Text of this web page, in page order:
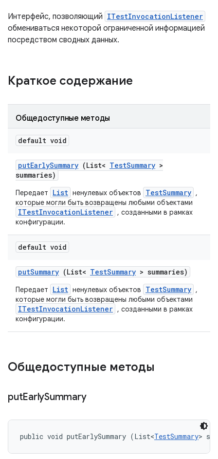
Интерфейс, позволяющий ITestInvocationListener
обмениваться некоторой ограниченной информацией
посредством сводных данных.
Краткое содержание
Общедоступные методы
default void
putEarlySummary (List< TestSummary >
summaries)
Передает List ненулевых объектов TestSummary ,
которые могли быть возвращены любыми объектами
ITestInvocationListener , созданными в рамках
конфигурации.
default void
putSummary (List< TestSummary > summaries)
Передает List ненулевых объектов TestSummary ,
которые могли быть возвращены любыми объектами
ITestInvocationListener , созданными в рамках
конфигурации.
Общедоступные методы
putEarlySummary
public void putEarlySummary (List<TestSummary>